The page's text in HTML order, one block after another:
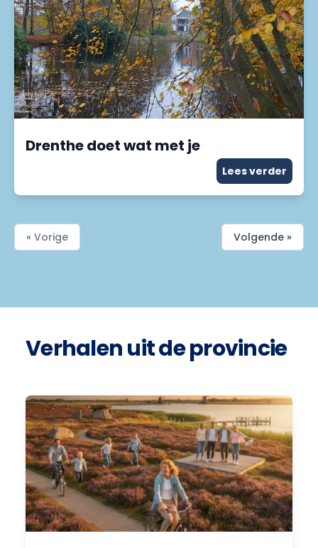
Drenthe doet wat met je
Lees verder
« Vorige Volgende »
Verhalen uit de provincie